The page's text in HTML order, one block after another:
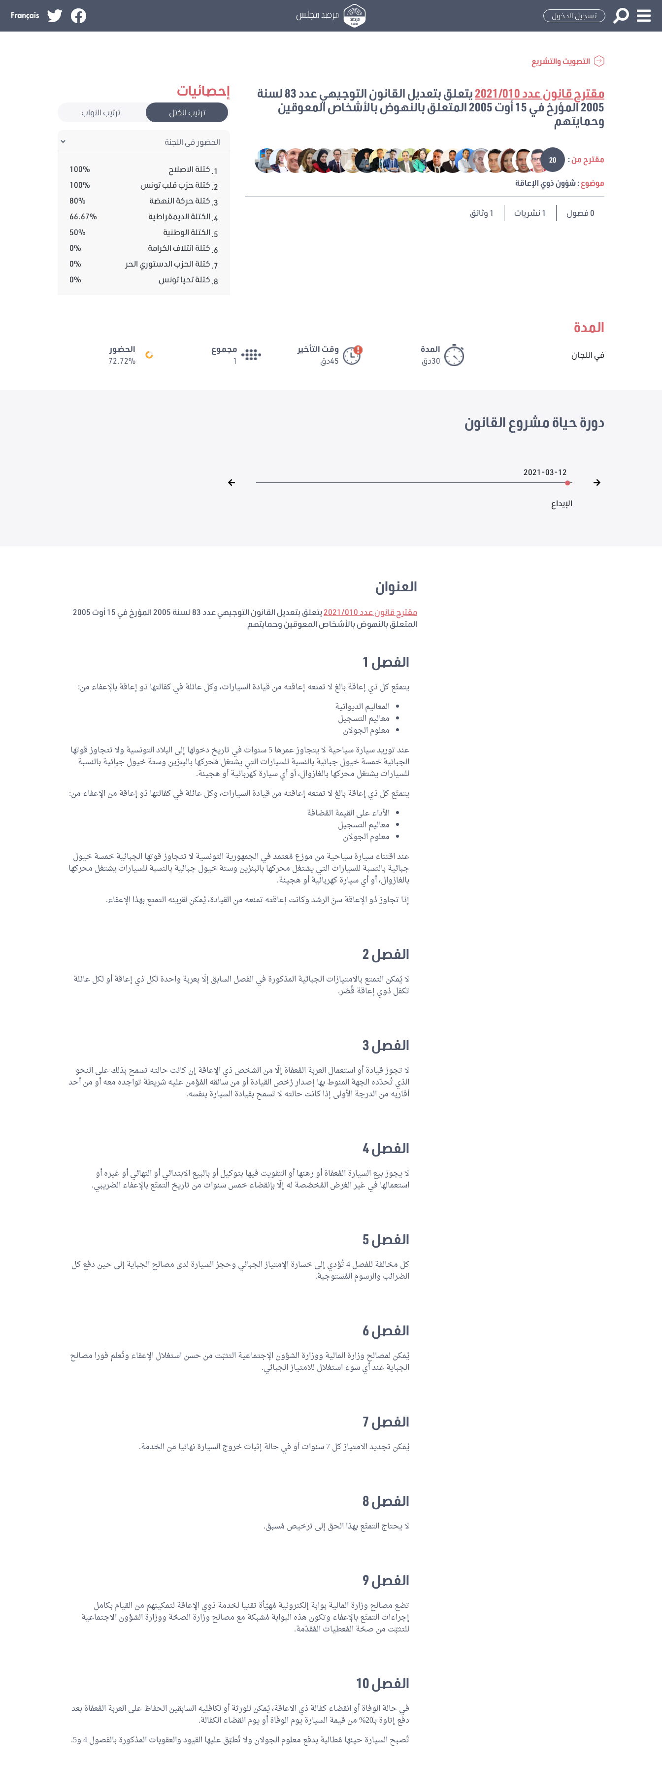
تسجيل الدخول مرصد مجلس
التصويت والتشريع
إحصائيات
ترتيب الكتل ترتيب النواب
1. كتلة الاصلاح
100%
2. كتلة حزب قلب تونس
100%
3. كتلة حركة النهضة
80%
4. الكتلة الديمقراطية
66.67%
5. الكتلة الوطنية
50%
6. كتلة ائتلاف الكرامة
0%
7. كتلة الحزب الدستوري الحر
0%
8. كتلة تحيا تونس 0%
مقترح قانون عدد 2021/010
يتعلق بتعديل القانون التوجيهي عدد 83 لسنة
2005 المؤرخ في 15 أوت 2005 المتعلق بالنهوض بالأشخاص المعوقين
وحمايتهم
مقترح من:
20
موضوع: شؤون ذوي الإعاقة
0فصول 1 نشريات 1 وثائق
المدة
في اللجان
المدة
30دق
وقت التأخير
45دق
مجموع
1
الحضور
72.72%
دورة حياة مشروع القانون
2021-03-12
الإيداع
العنوان
مقترح قانون عدد 2021/010
يتعلق بتعديل القانون التوجيهي عدد 83 لسنة 2005 المؤرخ في 15 أوت 2005
المتعلق بالنهوض بالأشخاص المعوقين وحمايتهم
الفصل 1
يتمتّع كل ذي إعاقة بالغ لا تمنعه إعاقته من قيادة السيارات، وكل عائلة في كفالتها ذو إعاقة بالإعفاء من:
المعاليم الديوانية
معاليم التسجيل
معلوم الجولان
عند توريد سيارة سياحية لا يتجاوز عمرها 5 سنوات في تاريخ دخولها إلى البلاد التونسية ولا تتجاوز قوتها
الجبائية خمسة خيول جبائية بالنسبة للسيارات التي يشتغل مُحركها بالبنزين وستة خيول جبائية بالنسبة
للسيارات يشتغل محركها بالغازوال، أو أي سيارة كهربائية أو هجينة.
يتمتّع كل ذي إعاقة بالغ لا تمنعه إعاقته من قيادة السيارات، وكل عائلة في كفالتها ذو إعاقة من الإعفاء من:
الأداء على القيمة المُضافة
معاليم التسجيل
معلوم الجولان
عند اقتناء سيارة سياحية من موزع مُعتمد في الجمهورية التونسية لا تتجاوز قوتها الجبائية خمسة خيول
جبائية بالنسبة للسيارات التي يشتغل محركها بالبنزين وستة خيول جبائية بالنسبة للسيارات يشتغل محركها
بالغازوال، أو أي سيارة كهربائية أو هجينة.
إذا تجاوز ذو الإعاقة سنّ الرشد وكانت إعاقته تمنعه من القيادة، يُمكن لقرينه التمتع بهذا الإعفاء.
الفصل 2
لا يُمكن التمتع بالامتيازات الجبائية المذكورة في الفصل السابق إلّا بعربة واحدة لكل ذي إعاقة أو لكل عائلة
تكفل ذوي إعاقة قُصّر.
الفصل 3
لا تجوز قيادة أو استعمال العربة المُعفاة إلّا من الشخص ذي الإعاقة إن كانت حالته تسمح بذلك على النحو
الذي تُحدّده الجهة المنوط بها إصدار رُخص القيادة أو من سائقه المُؤمن عليه شريطة تواجده معه أو من أحد
أقاربه من الدرجة الأولى إذا كانت حالته لا تسمح بقيادة السيارة بنفسه.
الفصل 4
لا يجوز بيع السيارة المُعفاة أو رهنها أو التفويت فيها بتوكيل أو بالبيع الابتدائي أو النهائي أو غيره أو
استعمالها في غير الغرض المُخصّصة له إلّا بإنقضاء خمس سنوات من تاريخ التمتّع بالإعفاء الضريبي.
الفصل 5
كل مخالفة للفصل 4 تُؤدي إلى خسارة الإمتياز الجبائي وحجز السيارة لدى مصالح الجباية إلى حين دفع كل
الضرائب والرسوم المُستوجبة.
الفصل 6
يُمكن لمصالح وزارة المالية ووزارة الشؤون الإجتماعية التثبّت من حسن استغلال الإعفاء وتُعلم فورا مصالح
الجباية عند أي سوء استغلال للامتياز الجبائي.
الفصل 7
يُمكن تجديد الامتياز كل 7 سنوات أو في حالة إثبات خروج السيارة نهائيا من الخدمة.
الفصل 8
لا يحتاج التمتّع بهذا الحق إلى ترخيص مُسبق.
الفصل 9
تضع مصالح وزارة المالية بوابة إلكترونية مُهيّأة تقنيا لخدمة ذوي الإعاقة لتمكينهم من القيام بكامل
إجراءات التمتّع بالإعفاء وتكون هذه البوابة مُشبكة مع مصالح وزارة الصحّة ووزارة الشؤون الاجتماعية
للتثبّت من صحّة المُعطيات المُقدّمة.
الفصل 10
في حالة الوفاة أو انقضاء كفالة ذي الاعاقة، يُمكن للورثة أو لكافليه السابقين الحفاظ على العربة المُعفاة بعد
دفع إتاوة بـ20% من قيمة السيارة يوم الوفاة أو يوم انقضاء الكفالة.
تُصبح السيارة حينها مُطالبة بدفع معلوم الجولان ولا تُطبّق عليها القيود والعقوبات المذكورة بالفصول 4 و5.